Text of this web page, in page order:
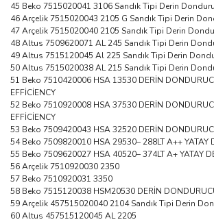
45 Beko 7515020041 3106 Sandık Tipi Derin
46 Arçelik 7515020043 2105 G Sandık Tipi Derin
47 Arçelik 7515020040 2105 Sandık Tipi Derin
48 Altus 7509620071 AL 245 Sandık Tipi Derin
49 Altus 7515120045 Al 225 Sandık Tipi Derin
50 Altus 7515020038 AL 215 Sandık Tipi Derin
51 Beko 7510420006 HSA 13530 DERİN
EFFİCİENCY
52 Beko 7510920008 HSA 37530 DERİN
EFFİCİENCY
53 Beko 7509420043 HSA 32520 DERİN
54 Beko 7509820010 HSA 29530– 288LT A++ YATAY
55 Beko 7509620027 HSA 40520– 374LT A+ YATAY
56 Arçelik 7510920030 2350
57 Beko 7510920031 3350
58 Beko 7515120038 HSM20530 DERİN
59 Arçelik 457515020040 2104 Sandık Tipi Derin
60 Altus 457515120045 AL 2205